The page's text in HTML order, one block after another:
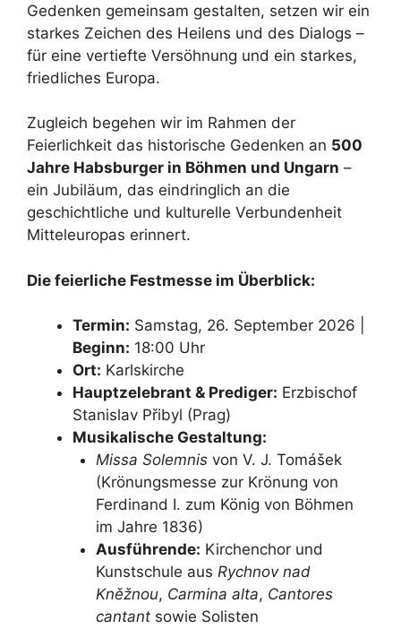
Gedenken gemeinsam gestalten, setzen wir ein
starkes Zeichen des Heilens und des Dialogs –
für eine vertiefte Versöhnung und ein starkes,
friedliches Europa.
Zugleich begehen wir im Rahmen der
Feierlichkeit das historische Gedenken an 500
Jahre Habsburger in Böhmen und Ungarn –
ein Jubiläum, das eindringlich an die
geschichtliche und kulturelle Verbundenheit
Mitteleuropas erinnert.
Die feierliche Festmesse im Überblick:
Termin: Samstag, 26. September 2026 |
Beginn: 18:00 Uhr
Ort: Karlskirche
Hauptzelebrant & Prediger: Erzbischof
Stanislav Přibyl (Prag)
Musikalische Gestaltung:
Missa Solemnisvon V. J. Tomášek
(Krönungsmesse zur Krönung von
Ferdinand I. zum König von Böhmen
im Jahre 1836)
Ausführende: Kirchenchor und
Kunstschule aus Rychnov nad
Kněžnou, Carmina alta, Cantores
cantantsowie Solisten